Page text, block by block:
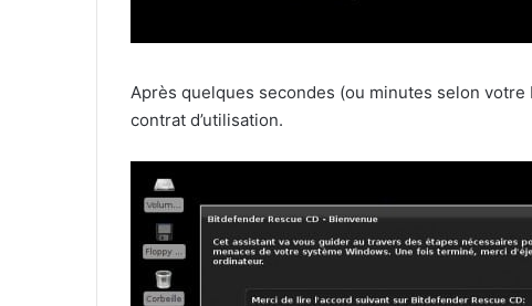
Après quelques secondes (ou minutes selon
contrat d’utilisation.